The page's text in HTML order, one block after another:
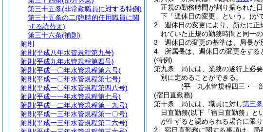
正規の勤務時間が割り振られた
下「週休日の変更」という。)が
2
週休日の変更により、新たに
れていた正規の勤務時間と同一
3
週休日の変更の基準は、局長が
4
所属長は、週休日の変更をする
(特例)
第九条
局長は、業務の遂行上必
別に定めることができる。
(平一九水管規程四三・一
(宿日直勤務)
第十条
局長は、職員に対し第三条
日直勤務(以下「宿日直勤務」と
が生ずると認められる場合に限
2
宿日直勤務に関する事項は、局
第三十五条(非常勤職員に対する特例)
第三十五条の二(臨時的任用職員に関
する読替え)
第三十六条(補則)
附則
附則 (平成八年水管規程第九号)
附則 (平成九年水管規程第四号)
附則 (平成一〇年水管規程第六号)
附則 (平成一〇年水管規程第七号)
附則 (平成一〇年水管規程第四八号)
附則 (平成一一年水管規程第七号)
附則 (平成一二年水管規程第一九号)
附則 (平成一三年水管規程第一〇号)
附則 (平成一三年水管規程第二六号)